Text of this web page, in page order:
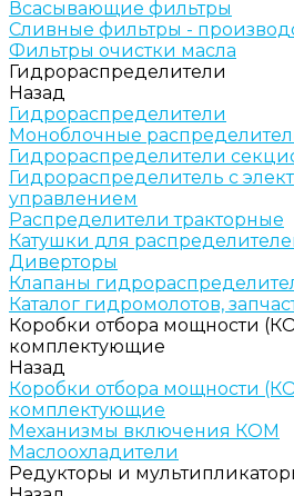
Всасывающие фильтры
Сливные фильтры -
Фильтры очистки масла
Гидрораспределители
Назад
Гидрораспределители
Моноблочные
Гидрораспределители
Гидрораспределитель с
управлением
Распределители тракторные
Катушки для
Диверторы
Клапаны
Каталог гидромолотов,
Коробки отбора мощности
комплектующие
Назад
Коробки отбора мощности
комплектующие
Механизмы включения КОМ
Маслоохладители
Редукторы и